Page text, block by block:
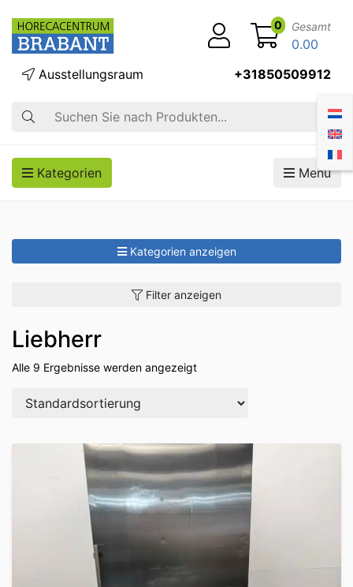
Suche
Ausstellungsraum +31850509912
0 Gesamt
0.00
Kategorien Menü
Kategorien anzeigen
Filter anzeigen
Liebherr
Alle 9 Ergebnisse werden angezeigt